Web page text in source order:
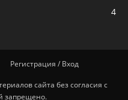
4
Регистрация / Вход
сайта без согласия с
запрещено.